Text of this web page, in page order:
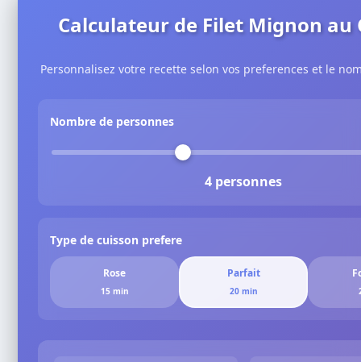
Calculateur de Filet Mignon au
Personnalisez votre recette selon vos preferences et le
Nombre de personnes
4 personnes
Type de cuisson prefere
Rose
15 min
Parfait
20 min